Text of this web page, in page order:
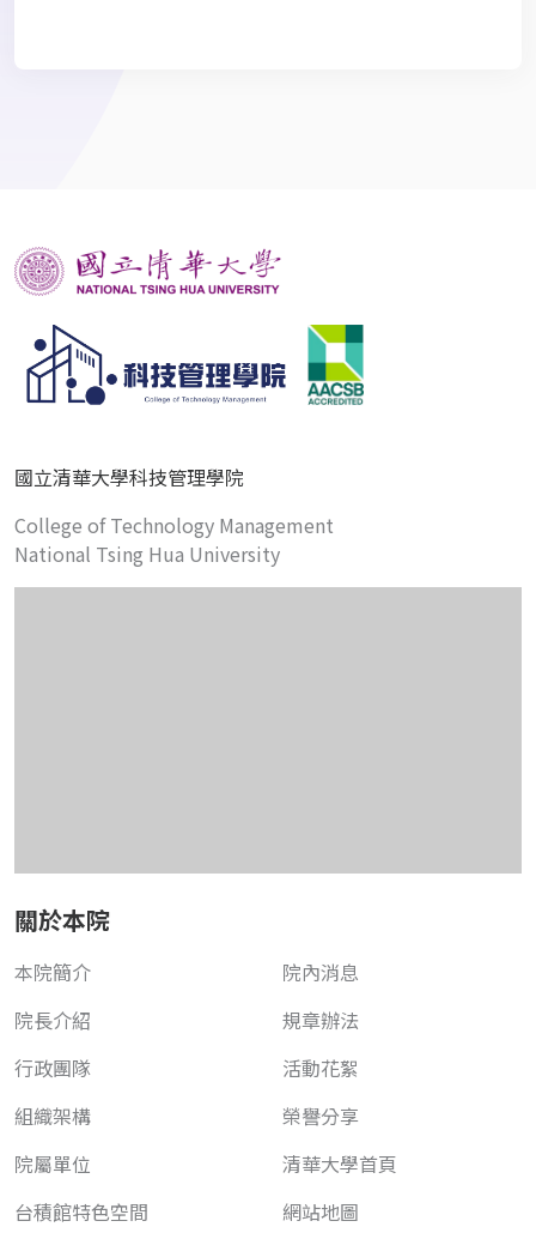
國立清華大學科技管理學院
College of Technology Management
National Tsing Hua University
關於本院
本院簡介
院長介紹
行政團隊
組織架構
院屬單位
台積館特色空間
院內消息
規章辦法
活動花絮
榮譽分享
清華大學首頁
網站地圖